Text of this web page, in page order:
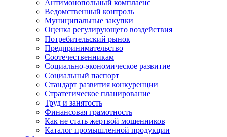
Антимонопольный комплаенс
Ведомственный контроль
Муниципальные закупки
Оценка регулирующего воздействия
Потребительский рынок
Предпринимательство
Соотечественникам
Социально-экономическое развитие
Социальный паспорт
Стандарт развития конкуренции
Стратегическое планирование
Труд и занятость
Финансовая грамотность
Как не стать жертвой мошенников
Каталог промышленной продукции